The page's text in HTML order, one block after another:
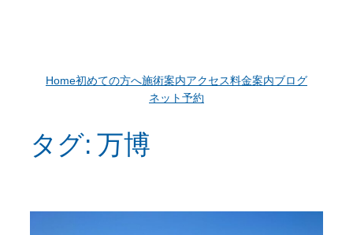
Home初めての方へ施術案内アクセス料金案内ブログ
ネット予約
タグ:万博